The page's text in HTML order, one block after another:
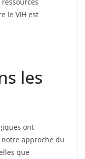
le VIH est
les
ont
approche du
que